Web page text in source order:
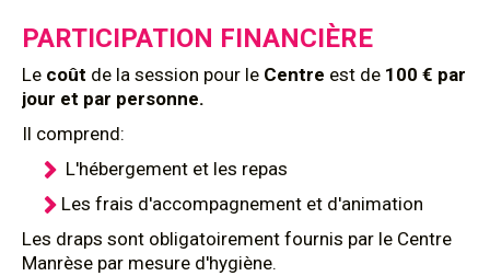
PARTICIPATION FINANCIÈRE
Le coût de la session pour le Centre est de 100 € par
jour et par personne.
Il comprend:
L'hébergement et les repas
Les frais d'accompagnement et d'animation
Les draps sont obligatoirement fournis par le Centre
Manrèse par mesure d'hygiène.